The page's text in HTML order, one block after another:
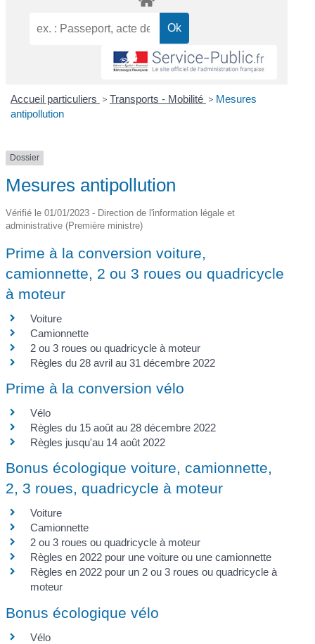
Accueil particuliers > Transports - Mobilité > Mesures
antipollution
Dossier
Mesures antipollution
Vérifié le 01/01/2023 - Direction de l'information légale et
administrative (Première ministre)
Prime à la conversion voiture,
camionnette, 2 ou 3 roues ou quadricycle
à moteur
Voiture
Camionnette
2 ou 3 roues ou quadricycle à moteur
Règles du 28 avril au 31 décembre 2022
Prime à la conversion vélo
Vélo
Règles du 15 août au 28 décembre 2022
Règles jusqu'au 14 août 2022
Bonus écologique voiture, camionnette,
2, 3 roues, quadricycle à moteur
Voiture
Camionnette
2 ou 3 roues ou quadricycle à moteur
Règles en 2022 pour une voiture ou une camionnette
Règles en 2022 pour un 2 ou 3 roues ou quadricycle à
moteur
Bonus écologique vélo
Vélo